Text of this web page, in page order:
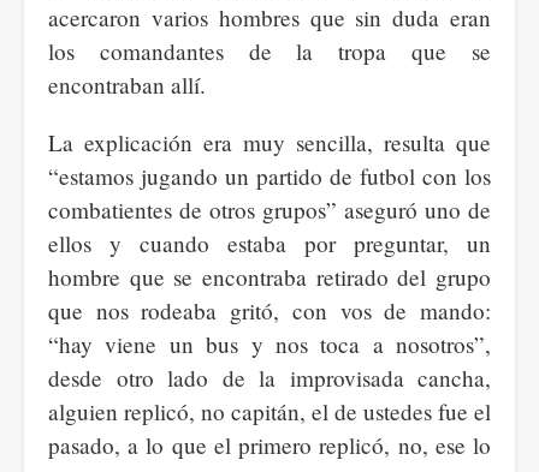
acercaron varios hombres que sin duda eran
los comandantes de la tropa que se
encontraban allí.
La explicación era muy sencilla, resulta que
“estamos jugando un partido de futbol con los
combatientes de otros grupos” aseguró uno de
ellos y cuando estaba por preguntar, un
hombre que se encontraba retirado del grupo
que nos rodeaba gritó, con vos de mando:
“hay viene un bus y nos toca a nosotros”,
desde otro lado de la improvisada cancha,
alguien replicó, no capitán, el de ustedes fue el
pasado, a lo que el primero replicó, no, ese lo